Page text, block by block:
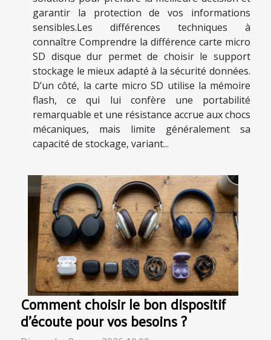
garantir la protection de vos informations
sensibles.Les différences techniques à
connaître Comprendre la différence carte micro
SD disque dur permet de choisir le support
stockage le mieux adapté à la sécurité données.
D’un côté, la carte micro SD utilise la mémoire
flash, ce qui lui confère une portabilité
remarquable et une résistance accrue aux chocs
mécaniques, mais limite généralement sa
capacité de stockage, variant...
Comment choisir le bon dispositif
d'écoute pour vos besoins ?